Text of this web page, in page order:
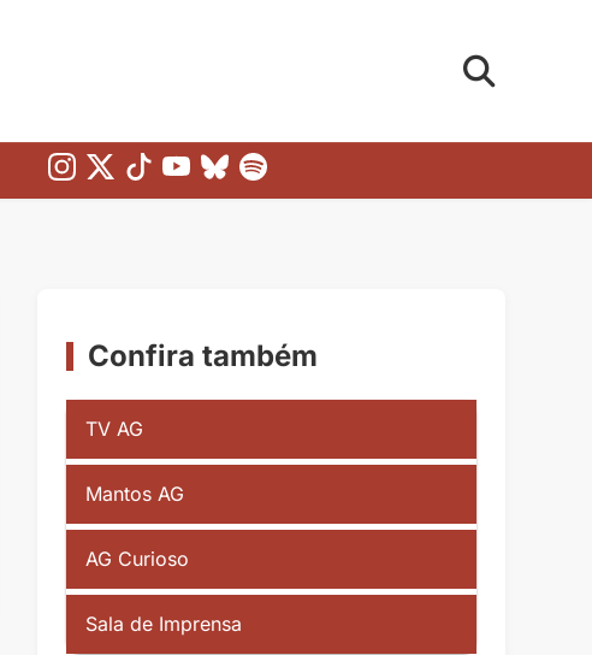
Confira também
TV AG
Mantos AG
AG Curioso
Sala de Imprensa